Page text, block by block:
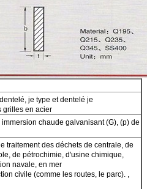
je type et dentelé je
grilles en acier
chaude galvanisant (G), (p) de
traitement des déchets de centrale, de
de pétrochimie, d'usine chimique,
navale, en mer
civile (comme les routes, le parc). ,